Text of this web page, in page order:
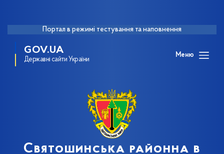
Портал в режимі тестування та наповнення
GOV.UA
Державні сайти України
Меню
Святошинська районна в